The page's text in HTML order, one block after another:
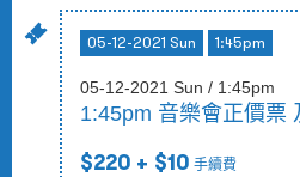
05-12-2021 Sun 1:45pm
05-12-2021 Sun / 1:45pm
1:45pm 音樂會正價票
$220 + $10 手續費